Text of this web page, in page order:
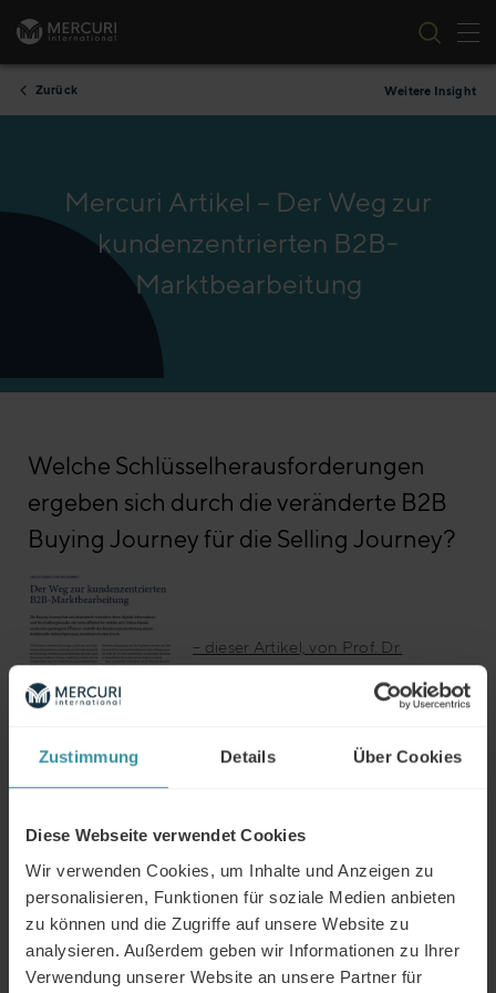
Zustimmung Details Über Cookies
Diese Webseite verwendet Cookies
Wir verwenden Cookies, um Inhalte und Anzeigen zu
personalisieren, Funktionen für soziale Medien anbieten
zu können und die Zugriffe auf unsere Website zu
analysieren. Außerdem geben wir Informationen zu Ihrer
Verwendung unserer Website an unsere Partner für
Zum Inhalt springen
Zurück Weitere Insight
Mercuri Artikel – Der Weg zur
kundenzentrierten B2B-
Marktbearbeitung
Welche Schlüsselherausforderun­gen
ergeben sich durch die veränderte B2B
Buying Journey für die Selling Journey?
– dieser Artikel, von Prof. Dr.
Christian Schmitz und Dr. Matthias
Huckemann zeigt, wie sich die
wie Unternehmen darauf reagieren
sollten.
Die detaillierten Ergebnisse der zu Grunde liegenden
Studie„Von der Buying zur Selling Journey: Erfolgreiches
Management einer kundenzentrierten B2B-